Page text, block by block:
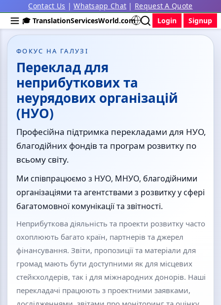
Contact Us |Whatsapp Chat | Request A Quote
🎓 TranslationServicesWorld.com
Login Signup
ФОКУС НА ГАЛУЗІ
Переклад для
неприбуткових та
неурядових організацій
(НУО)
Професійна підтримка перекладами для НУО,
благодійних фондів та програм розвитку по
всьому світу.
Ми співпрацюємо з НУО, МНУО, благодійними
організаціями та агентствами з розвитку у сфері
багатомовної комунікації та звітності.
Неприбуткова діяльність та проекти розвитку часто
охоплюють багато країн, партнерів та джерел
фінансування. Звіти, пропозиції та матеріали для
громад мають бути доступними як для місцевих
стейкхолдерів, так і для міжнародних донорів. Наші
перекладачі працюють з проектними заявками,